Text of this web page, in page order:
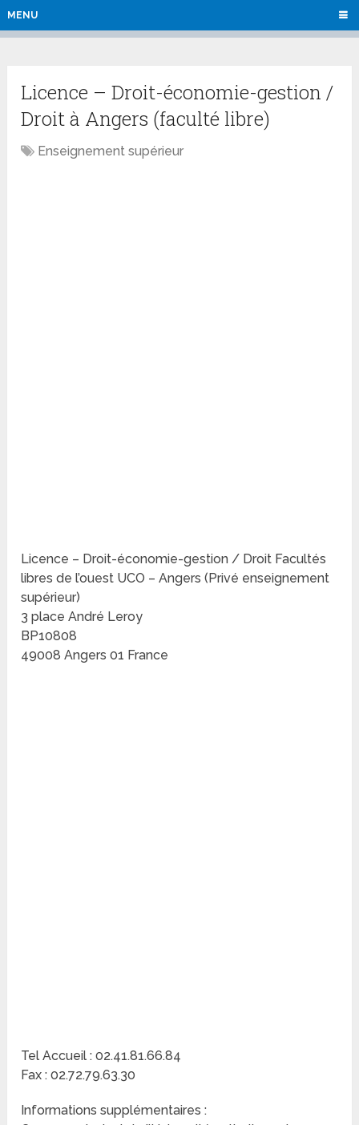
MENU
Licence – Droit-économie-gestion /
Droit à Angers (faculté libre)
Enseignement supérieur
Licence – Droit-économie-gestion / Droit Facultés
libres de l’ouest UCO – Angers (Privé enseignement
supérieur)
3 place André Leroy
BP10808
49008 Angers 01 France
Tel Accueil : 02.41.81.66.84
Fax : 02.72.79.63.30
Informations supplémentaires :